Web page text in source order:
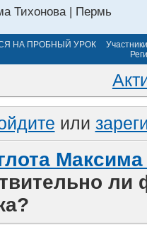
Тихонова | Пермь
НА ПРОБНЫЙ УРОК
Участники
или